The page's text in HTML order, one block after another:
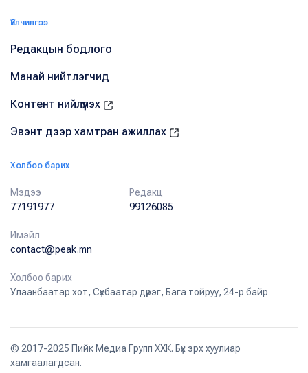
Үйлчилгээ
Редакцын бодлого
Манай нийтлэгчид
Контент нийлүүлэх
Эвэнт дээр хамтран ажиллах
Холбоо барих
Мэдээ
77191977
Редакц
99126085
Имэйл
contact@peak.mn
Холбоо барих
Улаанбаатар хот, Сүхбаатар дүүрэг, Бага тойруу, 24-р байр
© 2017-2025 Пийк Медиа Групп ХХК. Бүх эрх хуулиар
хамгаалагдсан.